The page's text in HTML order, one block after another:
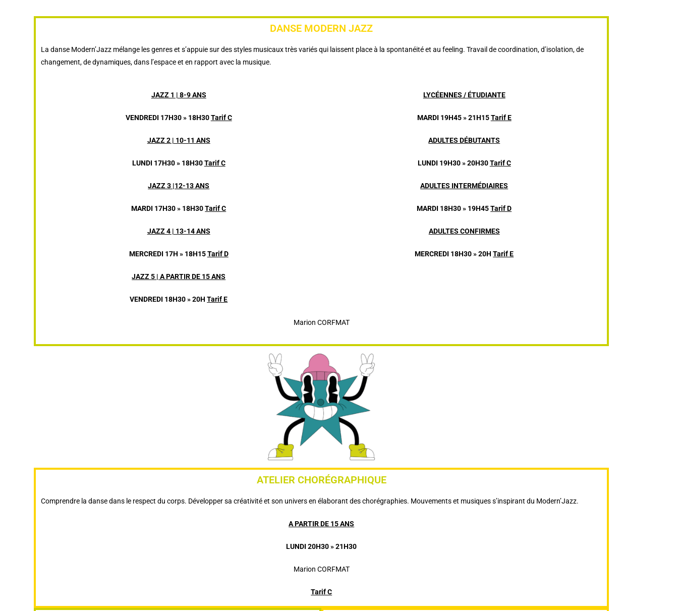
DANSE MODERN JAZZ
La danse Modern’Jazz mélange les genres et s’appuie sur des styles musicaux très variés qui laissent place à la spontanéité et au feeling. Travail de coordination, d’isolation, de
changement, de dynamiques, dans l’espace et en rapport avec la musique.
JAZZ 1 | 8-9 ANS
VENDREDI 17H30 » 18H30Tarif C
JAZZ 2 | 10-11 ANS
LUNDI 17H30 » 18H30Tarif C
JAZZ 3 |12-13 ANS
MARDI 17H30 » 18H30Tarif C
JAZZ 4 | 13-14 ANS
MERCREDI 17H » 18H15Tarif D
JAZZ 5 | A PARTIR DE 15 ANS
VENDREDI 18H30 » 20HTarif E
LYCÉENNES / ÉTUDIANTE
MARDI 19H45 » 21H15Tarif E
ADULTES DÉBUTANTS
LUNDI 19H30 » 20H30Tarif C
ADULTES INTERMÉDIAIRES
MARDI 18H30 » 19H45Tarif D
ADULTES CONFIRMES
MERCREDI 18H30 » 20HTarif E
Marion CORFMAT
ATELIER CHORÉGRAPHIQUE
Comprendre la danse dans le respect du corps. Développer sa créativité et son univers en élaborant des chorégraphies. Mouvements et musiques s’inspirant du Modern’Jazz.
A PARTIR DE 15 ANS
LUNDI 20H30 » 21H30
Marion CORFMAT
Tarif C